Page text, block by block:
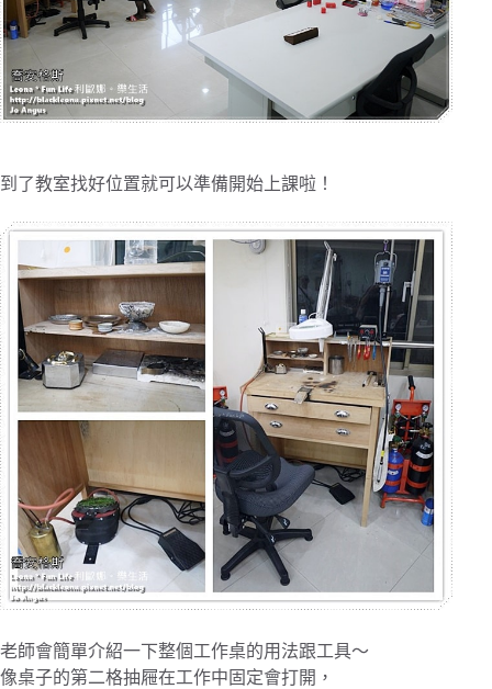
到了教室找好位置就可以準備開始上課啦！
老師會簡單介紹一下整個工作桌的用法跟工具～
像桌子的第二格抽屜在工作中固定會打開，